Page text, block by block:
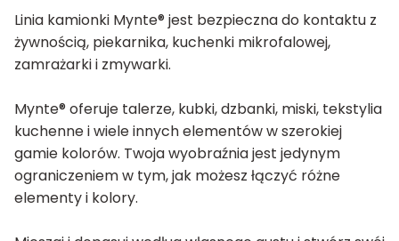
Linia kamionki Mynte® jest bezpieczna do kontaktu z
żywnością, piekarnika, kuchenki mikrofalowej,
zamrażarki i zmywarki.
Mynte® oferuje talerze, kubki, dzbanki, miski, tekstylia
kuchenne i wiele innych elementów w szerokiej
gamie kolorów. Twoja wyobraźnia jest jedynym
ograniczeniem w tym, jak możesz łączyć różne
elementy i kolory.